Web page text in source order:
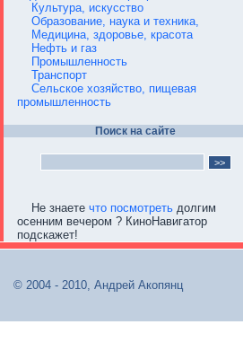
Культура, искусство
Образование, наука и техника,
Медицина, здоровье, красота
Нефть и газ
Промышленность
Транспорт
Сельское хозяйство, пищевая
промышленность
Поиск на сайте
Не знаете что посмотреть долгим
осенним вечером ? КиноНавигатор
подскажет!
© 2004 - 2010, Андрей Акопянц